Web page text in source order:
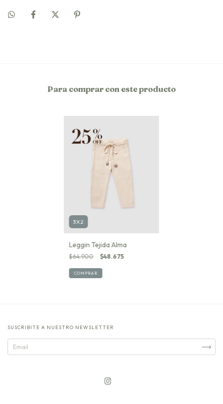
Para comprar con este producto
3X2
Leggin Tejida Alma
$64.900 $48.675
COMPRAR
SUSCRIBITE A NUESTRO NEWSLETTER